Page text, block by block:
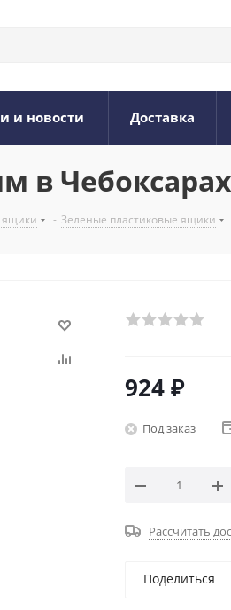
и новости Доставка
в Чебоксарах
ящики - Зеленые пластиковые ящики
924₽
Под заказ
Рассчитать
Поделиться